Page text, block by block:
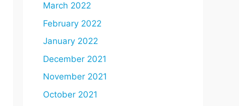
March 2022
February 2022
January 2022
December 2021
November 2021
October 2021